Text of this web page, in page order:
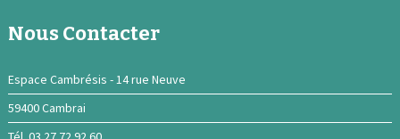
Nous Contacter
Espace Cambrésis - 14 rue Neuve
59400 Cambrai